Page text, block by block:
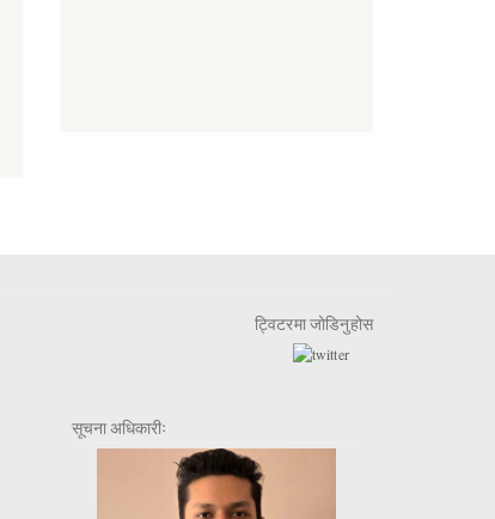
ट्विटरमा जोडिनुहोस
सूचना अधिकारीः